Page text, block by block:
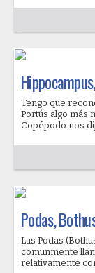
Tengo que
Portús algo más
Copépodo nos
Podas,
Las Podas
comunmente
relativamente